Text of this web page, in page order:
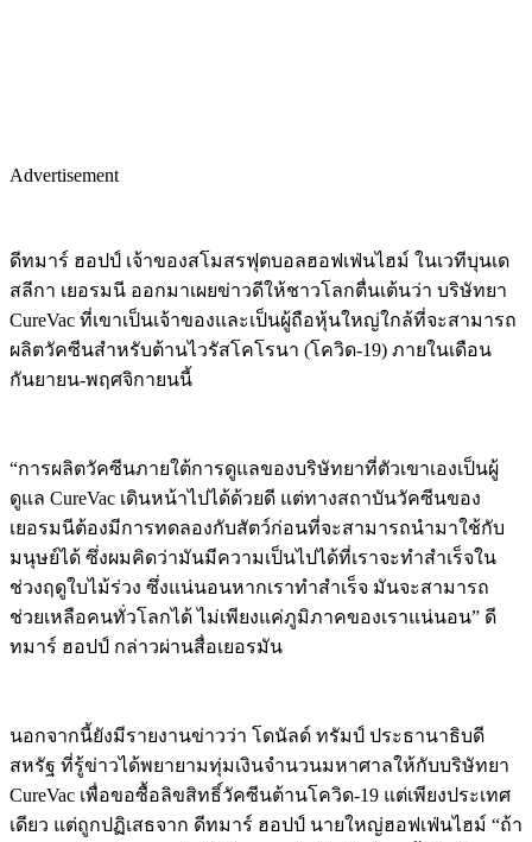
Advertisement
ดีทมาร์ ฮอปป์ เจ้าของสโมสรฟุตบอลฮอฟเฟ่นไฮม์ ในเวทีบุนเด
สลีกา เยอรมนี ออกมาเผยข่าวดีให้ชาวโลกตื่นเต้นว่า บริษัทยา
CureVac ที่เขาเป็นเจ้าของและเป็นผู้ถือหุ้นใหญ่ใกล้ที่จะสามารถ
ผลิตวัคซีนสำหรับต้านไวรัสโคโรนา (โควิด-19) ภายในเดือน
กันยายน-พฤศจิกายนนี้
“การผลิตวัคซีนภายใต้การดูแลของบริษัทยาที่ตัวเขาเองเป็นผู้
ดูแล CureVac เดินหน้าไปได้ด้วยดี แต่ทางสถาบันวัคซีนของ
เยอรมนีต้องมีการทดลองกับสัตว์ก่อนที่จะสามารถนำมาใช้กับ
มนุษย์ได้ ซึ่งผมคิดว่ามันมีความเป็นไปได้ที่เราจะทำสำเร็จใน
ช่วงฤดูใบไม้ร่วง ซึ่งแน่นอนหากเราทำสำเร็จ มันจะสามารถ
ช่วยเหลือคนทั่วโลกได้ ไม่เพียงแค่ภูมิภาคของเราแน่นอน” ดี
ทมาร์ ฮอปป์ กล่าวผ่านสื่อเยอรมัน
นอกจากนี้ยังมีรายงานข่าวว่า โดนัลด์ ทรัมป์ ประธานาธิบดี
สหรัฐ ที่รู้ข่าวได้พยายามทุ่มเงินจำนวนมหาศาลให้กับบริษัทยา
CureVac เพื่อขอซื้อลิขสิทธิ์วัคซีนต้านโควิด-19 แต่เพียงประเทศ
เดียว แต่ถูกปฏิเสธจาก ดีทมาร์ ฮอปป์ นายใหญ่ฮอฟเฟ่นไฮม์ “ถ้า